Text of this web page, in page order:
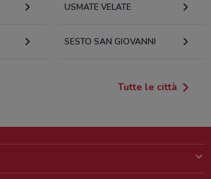
USMATE VELATE
SESTO SAN GIOVANNI
Tutte le città